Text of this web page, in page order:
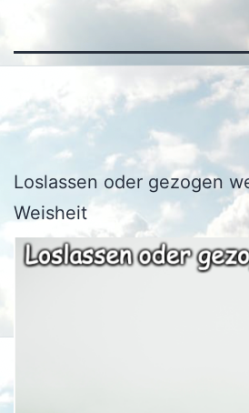
Loslassen oder gezogen
Weisheit